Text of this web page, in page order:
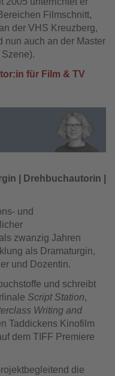
Filmschnitt,
der VHS Kreuzberg,
nun auch an der Master
für Film & TV
| Drehbuchautorin |
und
zwanzig Jahren
als Dramaturgin,
und Dozentin.
und schreibt
Script Station,
Writing and
Taddickens Kinofilm
dem TIFF Premiere
die